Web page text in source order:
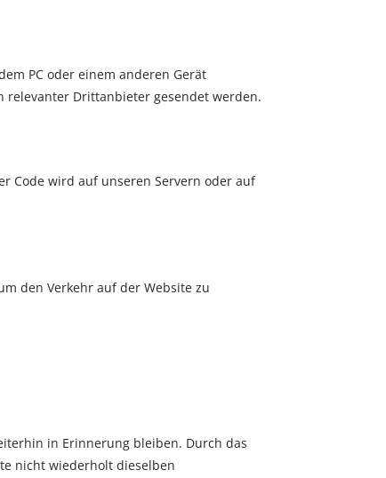
PC oder einem anderen Gerät
relevanter Drittanbieter gesendet werden.
Code wird auf unseren Servern oder auf
den Verkehr auf der Website zu
in Erinnerung bleiben. Durch das
nicht wiederholt dieselben